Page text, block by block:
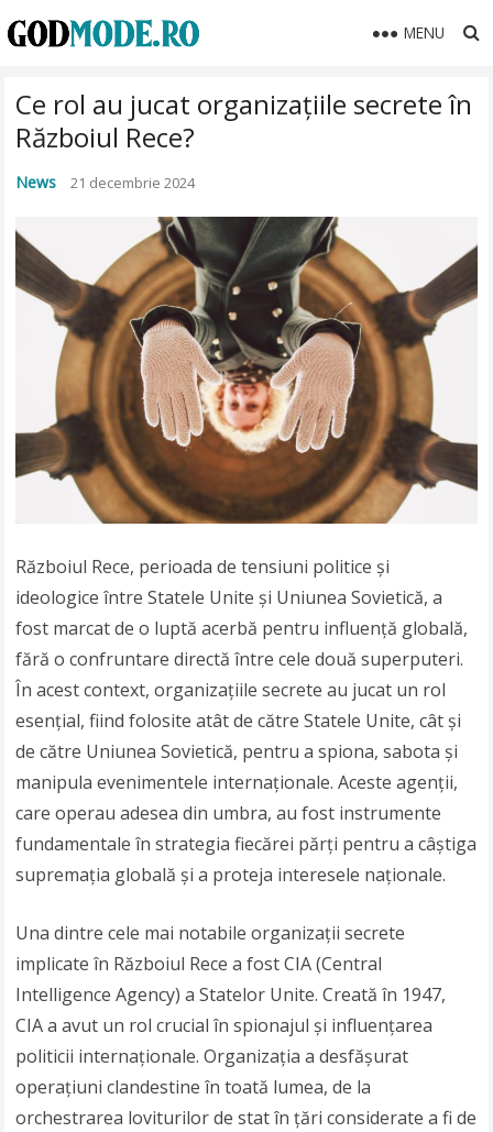
MENU
Ce rol au jucat organizațiile secrete în
Războiul Rece?
News 21 decembrie 2024
Războiul Rece, perioada de tensiuni politice și
ideologice între Statele Unite și Uniunea Sovietică, a
fost marcat de o luptă acerbă pentru influență globală,
fără o confruntare directă între cele două superputeri.
În acest context, organizațiile secrete au jucat un rol
esențial, fiind folosite atât de către Statele Unite, cât și
de către Uniunea Sovietică, pentru a spiona, sabota și
manipula evenimentele internaționale. Aceste agenții,
care operau adesea din umbra, au fost instrumente
fundamentale în strategia fiecărei părți pentru a câștiga
supremația globală și a proteja interesele naționale.
Una dintre cele mai notabile organizații secrete
implicate în Războiul Rece a fost CIA (Central
Intelligence Agency) a Statelor Unite. Creată în 1947,
CIA a avut un rol crucial în spionajul și influențarea
politicii internaționale. Organizația a desfășurat
operațiuni clandestine în toată lumea, de la
orchestrarea loviturilor de stat în țări considerate a fi de